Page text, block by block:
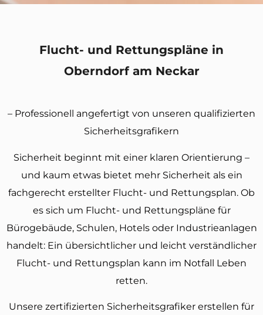
Flucht- und Rettungspläne in
Oberndorf am Neckar
– Professionell angefertigt von unseren qualifizierten
Sicherheitsgrafikern
Sicherheit beginnt mit einer klaren Orientierung –
und kaum etwas bietet mehr Sicherheit als ein
fachgerecht erstellter Flucht- und Rettungsplan. Ob
es sich um Flucht- und Rettungspläne für
Bürogebäude, Schulen, Hotels oder Industrieanlagen
handelt: Ein übersichtlicher und leicht verständlicher
Flucht- und Rettungsplan kann im Notfall Leben
retten.
Unsere zertifizierten Sicherheitsgrafiker erstellen für